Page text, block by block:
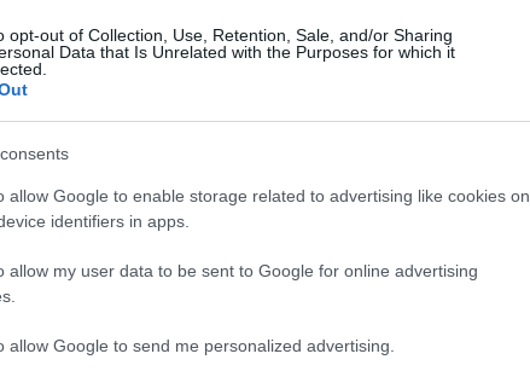
opt-out of Collection, Use, Retention, Sale, and/or Sharing
Data that Is Unrelated with the Purposes for which it
allow Google to enable storage related to advertising like cookies on
identifiers in apps.
allow my user data to be sent to Google for online advertising
allow Google to send me personalized advertising.
árak